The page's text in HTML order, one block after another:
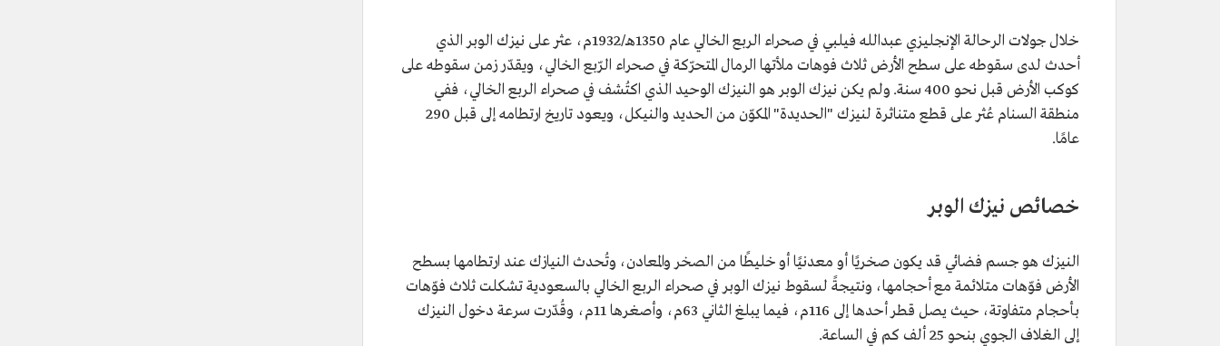
خلال جولات الرحالة الإنجليزي عبدالله فيلبي في صحراء الربع الخالي عام 1350هـ/1932م، عثر على نيزك الوبر الذي
أحدث لدى سقوطه على سطح الأرض ثلاث فوهات ملأتها الرمال المتحرّكة في صحراء الرّبع الخالي، ويقدّر زمن سقوطه على
كوكب الأرض قبل نحو 400 سنة. ولم يكن نيزك الوبر هو النيزك الوحيد الذي اكتُشف في صحراء الربع الخالي، ففي
منطقة السنام عُثر على قطع متناثرة لنيزك "الحديدة" المكوّن من الحديد والنيكل، ويعود تاريخ ارتطامه إلى قبل 290
عامًا.
خصائص نيزك الوبر
النيزك هو جسم فضائي قد يكون صخريًا أو معدنيًا أو خليطًا من الصخر والمعادن، وتُحدث النيازك عند ارتطامها بسطح
الأرض فوّهات متلائمة مع أحجامها، ونتيجةً لسقوط نيزك الوبر في صحراء الربع الخالي بالسعودية تشكلت ثلاث فوّهات
بأحجام متفاوتة، حيث يصل قطر أحدها إلى 116م، فيما يبلغ الثاني 63م، وأصغرها 11م، وقُدّرت سرعة دخول النيزك
إلى الغلاف الجوي بنحو 25 ألف كم في الساعة.